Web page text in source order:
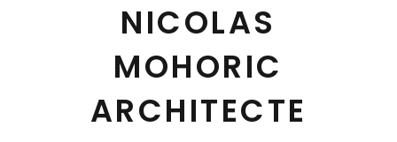
NICOLAS
MOHORIC
ARCHITECTE